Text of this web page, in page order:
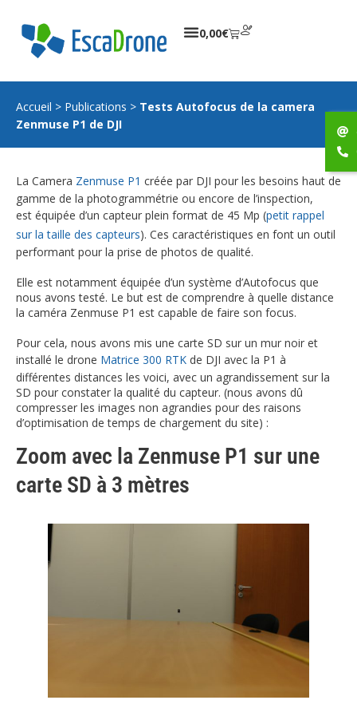
0,00€
Accueil > Publications > Tests Autofocus de la camera
Zenmuse P1 de DJI
La Camera Zenmuse P1 créée par DJI pour les besoins haut de
gamme de la photogrammétrie ou encore de l’inspection,
est équipée d’un capteur plein format de 45 Mp (petit rappel
sur la taille des capteurs). Ces caractéristiques en font un outil
performant pour la prise de photos de qualité.
Elle est notamment équipée d’un système d’Autofocus que
nous avons testé. Le but est de comprendre à quelle distance
la caméra Zenmuse P1 est capable de faire son focus.
Pour cela, nous avons mis une carte SD sur un mur noir et
installé le drone Matrice 300 RTK de DJI avec la P1 à
différentes distances les voici, avec un agrandissement sur la
SD pour constater la qualité du capteur. (nous avons dû
compresser les images non agrandies pour des raisons
d’optimisation de temps de chargement du site) :
Zoom avec la Zenmuse P1 sur une
carte SD à 3 mètres